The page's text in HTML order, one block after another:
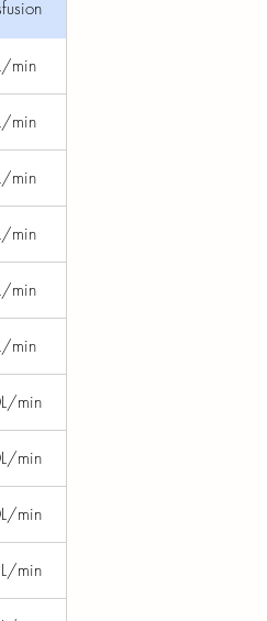
min
min
min
min
min
min
min
min
min
min